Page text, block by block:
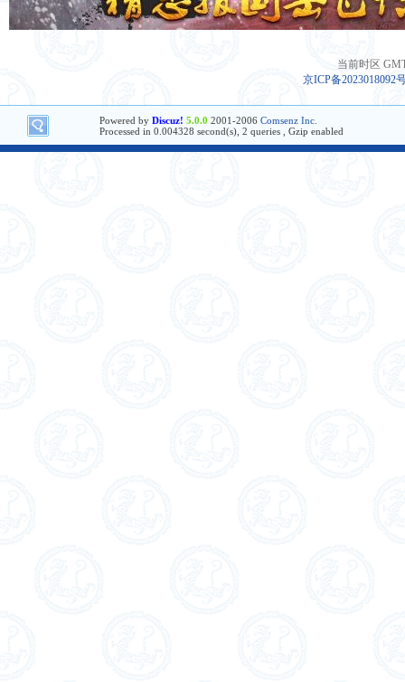
当前时区
京ICP备2023018092
Powered by Discuz! 5.0.0 2001-2006 Comsenz Inc.
Processed in 0.004328 second(s), 2 queries , Gzip enabled